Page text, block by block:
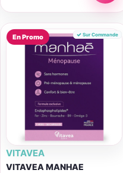
En Promo Sur Commande
VITAVEA
VITAVEA MANHAE